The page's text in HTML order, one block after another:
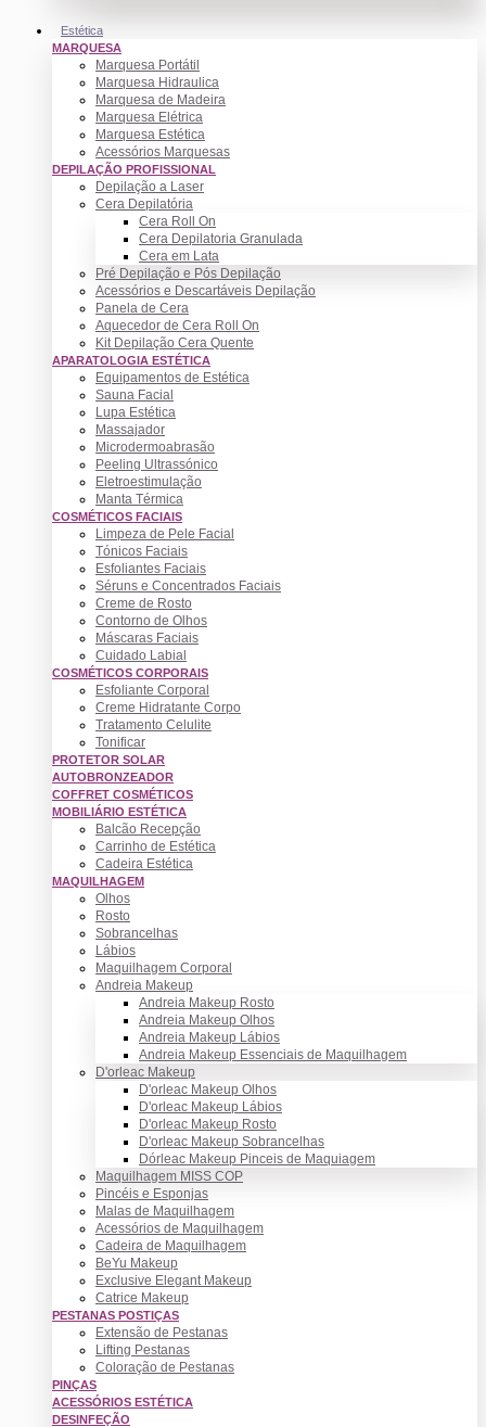
Estética
MARQUESA
Marquesa Portátil
Marquesa Hidraulica
Marquesa de Madeira
Marquesa Elétrica
Marquesa Estética
Acessórios Marquesas
DEPILAÇÃO PROFISSIONAL
Depilação a Laser
Cera Depilatória
Cera Roll On
Cera Depilatoria Granulada
Cera em Lata
Pré Depilação e Pós Depilação
Acessórios e Descartáveis Depilação
Panela de Cera
Aquecedor de Cera Roll On
Kit Depilação Cera Quente
APARATOLOGIA ESTÉTICA
Equipamentos de Estética
Sauna Facial
Lupa Estética
Massajador
Microdermoabrasão
Peeling Ultrassónico
Eletroestimulação
Manta Térmica
COSMÉTICOS FACIAIS
Limpeza de Pele Facial
Tónicos Faciais
Esfoliantes Faciais
Séruns e Concentrados Faciais
Creme de Rosto
Contorno de Olhos
Máscaras Faciais
Cuidado Labial
COSMÉTICOS CORPORAIS
Esfoliante Corporal
Creme Hidratante Corpo
Tratamento Celulite
Tonificar
PROTETOR SOLAR
AUTOBRONZEADOR
COFFRET COSMÉTICOS
MOBILIÁRIO ESTÉTICA
Balcão Recepção
Carrinho de Estética
Cadeira Estética
MAQUILHAGEM
Olhos
Rosto
Sobrancelhas
Lábios
Maquilhagem Corporal
Andreia Makeup
Andreia Makeup Rosto
Andreia Makeup Olhos
Andreia Makeup Lábios
Andreia Makeup Essenciais de Maquilhagem
D'orleac Makeup
D'orleac Makeup Olhos
D'orleac Makeup Lábios
D'orleac Makeup Rosto
D'orleac Makeup Sobrancelhas
Dórleac Makeup Pinceis de Maquiagem
Maquilhagem MISS COP
Pincéis e Esponjas
Malas de Maquilhagem
Acessórios de Maquilhagem
Cadeira de Maquilhagem
BeYu Makeup
Exclusive Elegant Makeup
Catrice Makeup
PESTANAS POSTIÇAS
Extensão de Pestanas
Lifting Pestanas
Coloração de Pestanas
PINÇAS
ACESSÓRIOS ESTÉTICA
DESINFEÇÃO